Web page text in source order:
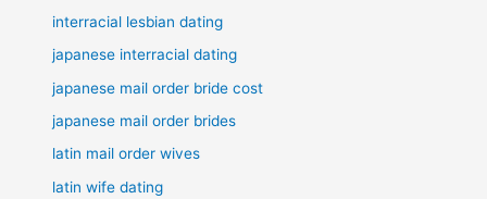
interracial lesbian dating
japanese interracial dating
japanese mail order bride cost
japanese mail order brides
latin mail order wives
latin wife dating